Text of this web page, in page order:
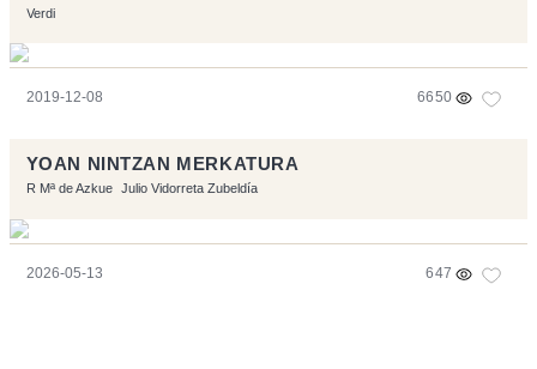
Verdi
2019-12-08 6650
YOAN NINTZAN MERKATURA
R Mª de Azkue Julio Vidorreta Zubeldía
2026-05-13 647